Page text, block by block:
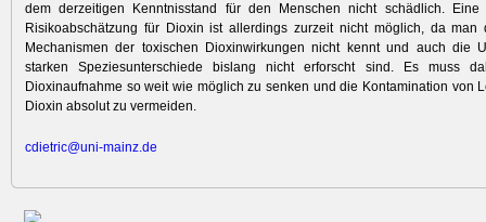
dem derzeitigen Kenntnisstand für den Menschen nicht schädlich. Eine
Risikoabschätzung für Dioxin ist allerdings zurzeit nicht möglich, da man
Mechanismen der toxischen Dioxinwirkungen nicht kennt und auch die
starken Speziesunterschiede bislang nicht erforscht sind. Es muss
Dioxinaufnahme so weit wie möglich zu senken und die Kontamination von
Dioxin absolut zu vermeiden.
cdietric@uni-mainz.de